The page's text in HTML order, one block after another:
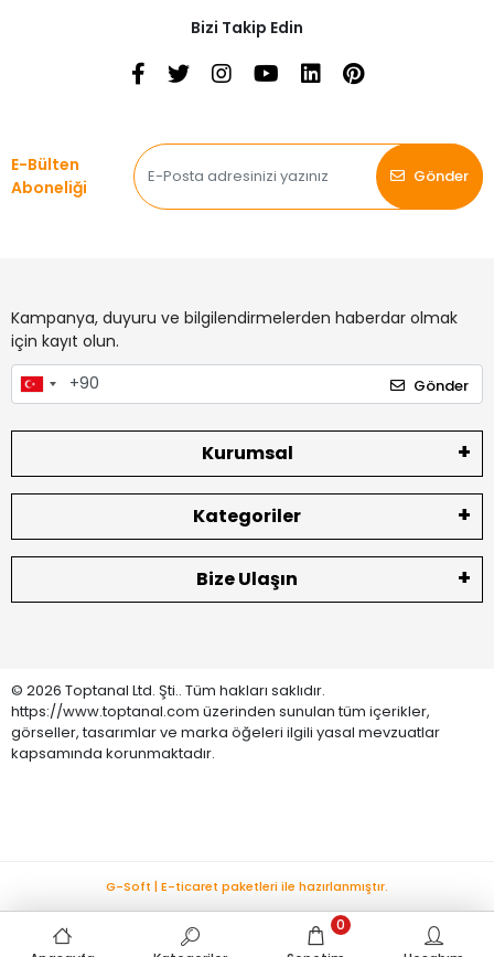
Bizi Takip Edin
E-Bülten
Aboneliği
Gönder
Kampanya, duyuru ve bilgilendirmelerden haberdar olmak
için kayıt olun.
Gönder
Kurumsal
Kategoriler
Bize Ulaşın
© 2026 Toptanal Ltd. Şti.. Tüm hakları saklıdır.
https://www.toptanal.com üzerinden sunulan tüm içerikler,
görseller, tasarımlar ve marka öğeleri ilgili yasal mevzuatlar
kapsamında korunmaktadır.
0
G-Soft | E-ticaret paketleri ile hazırlanmıştır.